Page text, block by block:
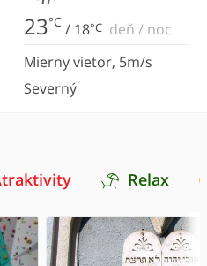
23°C / 18°C deň / noc
Mierny vietor, 5m/s
Severný
Relax